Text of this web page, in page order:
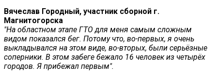
Вячеслав Городный, участник сборной г.
Магнитогорска
"На областном этапе ГТО для меня самым сложным
видом показался бег. Потому что, во-первых, я очень
выкладывался на этом виде, во-вторых, были серьёзные
соперники. В этом забеге бежало 16 человек из четырёх
городов. Я прибежал первым".